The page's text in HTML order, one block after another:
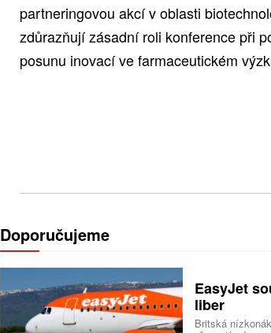
partneringovou akcí v oblasti
zdůrazňují zásadní roli konference při
posunu inovací ve farmaceutickém
Doporučujeme
EasyJet
liber
Britská